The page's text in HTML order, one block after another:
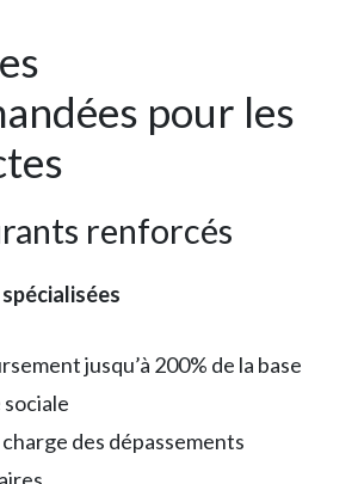
pour les
renforcés
jusqu’à 200% de la base
des dépassements